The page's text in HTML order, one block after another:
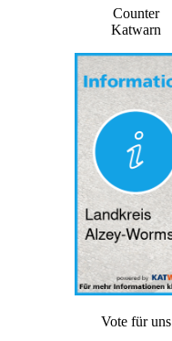
Counter
Katwarn
Vote für uns